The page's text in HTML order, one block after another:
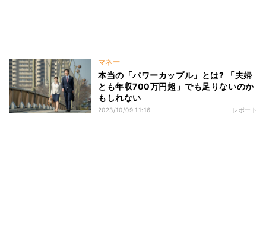
マネー
本当の「パワーカップル」とは? 「夫婦
とも年収700万円超」でも足りないのか
もしれない
2023/10/09 11:16 レポート